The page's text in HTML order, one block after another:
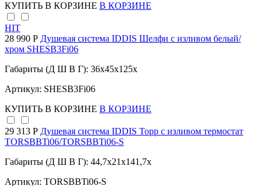
КУПИТЬ В КОРЗИНЕ В КОРЗИНЕ
HIT
28 990 Р Душевая система IDDIS Шелфи с изливом белый/
хром SHESB3Fi06
Габариты (Д Ш В Г): 36x45x125x
Артикул: SHESB3Fi06
КУПИТЬ В КОРЗИНЕ В КОРЗИНЕ
29 313 Р Душевая система IDDIS Торр с изливом термостат
TORSBBTi06/TORSBBTi06-S
Габариты (Д Ш В Г): 44,7x21x141,7x
Артикул: TORSBBTi06-S